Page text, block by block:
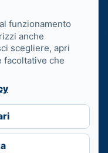
funzionamento
anche
scegliere, apri
facoltative che